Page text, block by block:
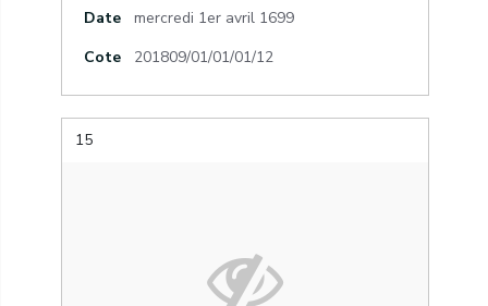
Date
mercredi 1er avril 1699
Cote
201809/01/01/01/12
15